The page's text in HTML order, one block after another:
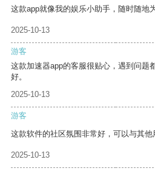
这款app就像我的娱乐小助手，随时随地
2025-10-13
游客
这款加速器app的客服很贴心，遇到问题
好。
2025-10-13
游客
这款软件的社区氛围非常好，可以与其他
2025-10-13